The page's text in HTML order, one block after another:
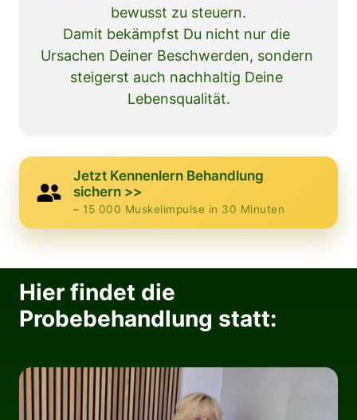
bewusst zu steuern.
Damit bekämpfst Du nicht nur die
Ursachen Deiner Beschwerden, sondern
steigerst auch nachhaltig Deine
Lebensqualität.
Jetzt Kennenlern Behandlung
sichern >>
– 15 000 Muskelimpulse in 30 Minuten
Hier findet die
Probebehandlung statt: